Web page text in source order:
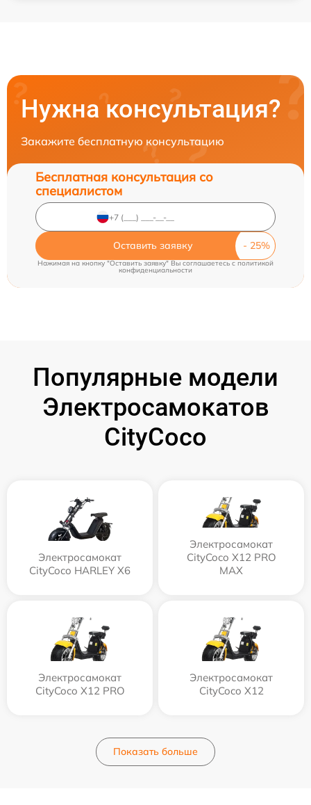
Нужна консультация?
Закажите бесплатную консультацию
Бесплатная консультация со
специалистом
Оставить заявку
Нажимая на кнопку "Оставить заявку" Вы соглашаетесь cполитикой
конфиденциальности
Популярные модели
Электросамокатов
CityCoco
Электросамокат
CityCoco HARLEY X6
Электросамокат
CityCoco X12 PRO
MAX
Электросамокат
CityCoco X12 PRO
Электросамокат
CityCoco X12
Показать больше